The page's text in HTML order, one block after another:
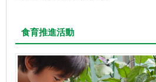
食育推進活動